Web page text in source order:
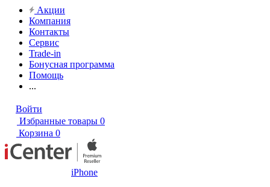
Акции
Компания
Контакты
Сервис
Trade-in
Бонусная программа
Помощь
...
Войти
Избранные товары 0
Корзина 0
iPhone